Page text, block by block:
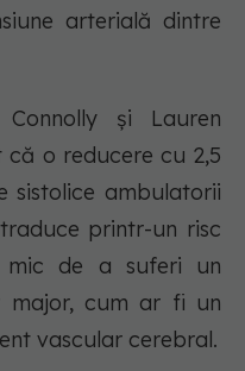
arterială dintre
și Lauren
că o reducere cu 2,5
sistolice ambulatorii
printr-un risc
mic de a suferi un
major, cum ar fi un
vascular cerebral.